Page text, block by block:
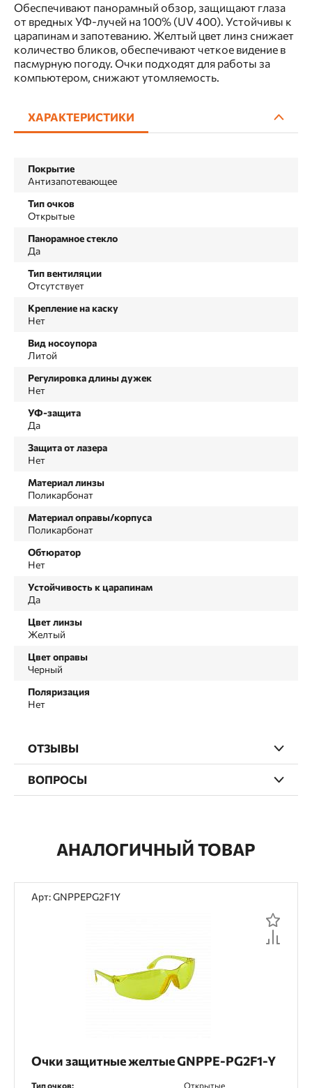
Обеспечивают панорамный обзор, защищают глаза
от вредных УФ-лучей на 100% (UV 400). Устойчивы к
царапинам и запотеванию. Желтый цвет линз снижает
количество бликов, обеспечивают четкое видение в
пасмурную погоду. Очки подходят для работы за
компьютером, снижают утомляемость.
ХАРАКТЕРИСТИКИ
Покрытие
Антизапотевающее
Тип очков
Открытые
Панорамное стекло
Да
Тип вентиляции
Отсутствует
Крепление на каску
Нет
Вид носоупора
Литой
Регулировка длины дужек
Нет
УФ-защита
Да
Защита от лазера
Нет
Материал линзы
Поликарбонат
Материал оправы/корпуса
Поликарбонат
Обтюратор
Нет
Устойчивость к царапинам
Да
Цвет линзы
Желтый
Цвет оправы
Черный
Поляризация
Нет
ОТЗЫВЫ
ВОПРОСЫ
АНАЛОГИЧНЫЙ ТОВАР
Арт: GNPPEPG2F1Y
Очки защитные желтые GNPPE-PG2F1-Y
Тип очков: Открытые